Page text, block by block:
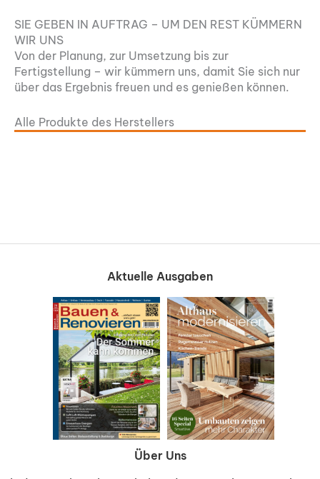
SIE GEBEN IN AUFTRAG – UM DEN REST KÜMMERN
WIR UNS
Von der Planung, zur Umsetzung bis zur
Fertigstellung – wir kümmern uns, damit Sie sich nur
über das Ergebnis freuen und es genießen können.
Alle Produkte des Herstellers
Aktuelle Ausgaben
Über Uns